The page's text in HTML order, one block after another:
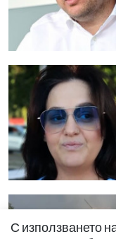
С използването